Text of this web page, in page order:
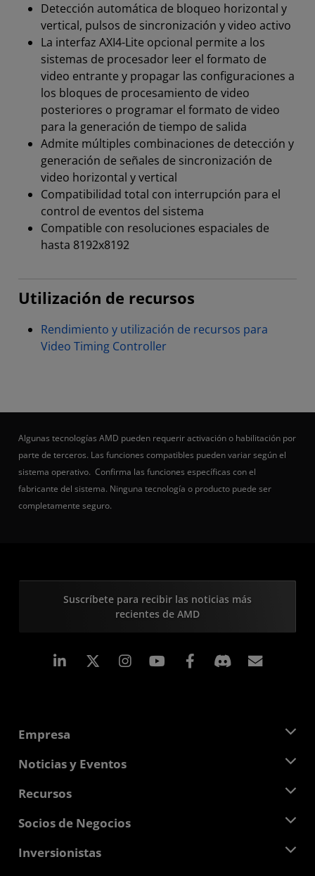
Detección automática de bloqueo horizontal y
vertical, pulsos de sincronización y video activo
La interfaz AXI4-Lite opcional permite a los
sistemas de procesador leer el formato de
video entrante y propagar las configuraciones a
los bloques de procesamiento de video
posteriores o programar el formato de video
para la generación de tiempo de salida
Admite múltiples combinaciones de detección y
generación de señales de sincronización de
video horizontal y vertical
Compatibilidad total con interrupción para el
control de eventos del sistema
Compatible con resoluciones espaciales de
hasta 8192x8192
Utilización de recursos
Rendimiento y utilización de recursos para
Video Timing Controller
Algunas tecnologías AMD pueden requerir activación o habilitación por
parte de terceros. Las funciones compatibles pueden variar según el
sistema operativo. Confirma las funciones específicas con el
fabricante del sistema. Ninguna tecnología o producto puede ser
completamente seguro.
Suscríbete para recibir las noticias más
recientes de AMD
LinkedIn Instagram Facebook
Empresa
Acerca de AMD
Responsabilidad corporativa
Carreras profesionales
Contáctanos
Noticias y Eventos
Sala de prensa
Biblioteca multimedia
Recursos
Centro para desarrolladores
Casos de Estudio
Socios de Negocios
Centro para socios de AMD
Inversionistas